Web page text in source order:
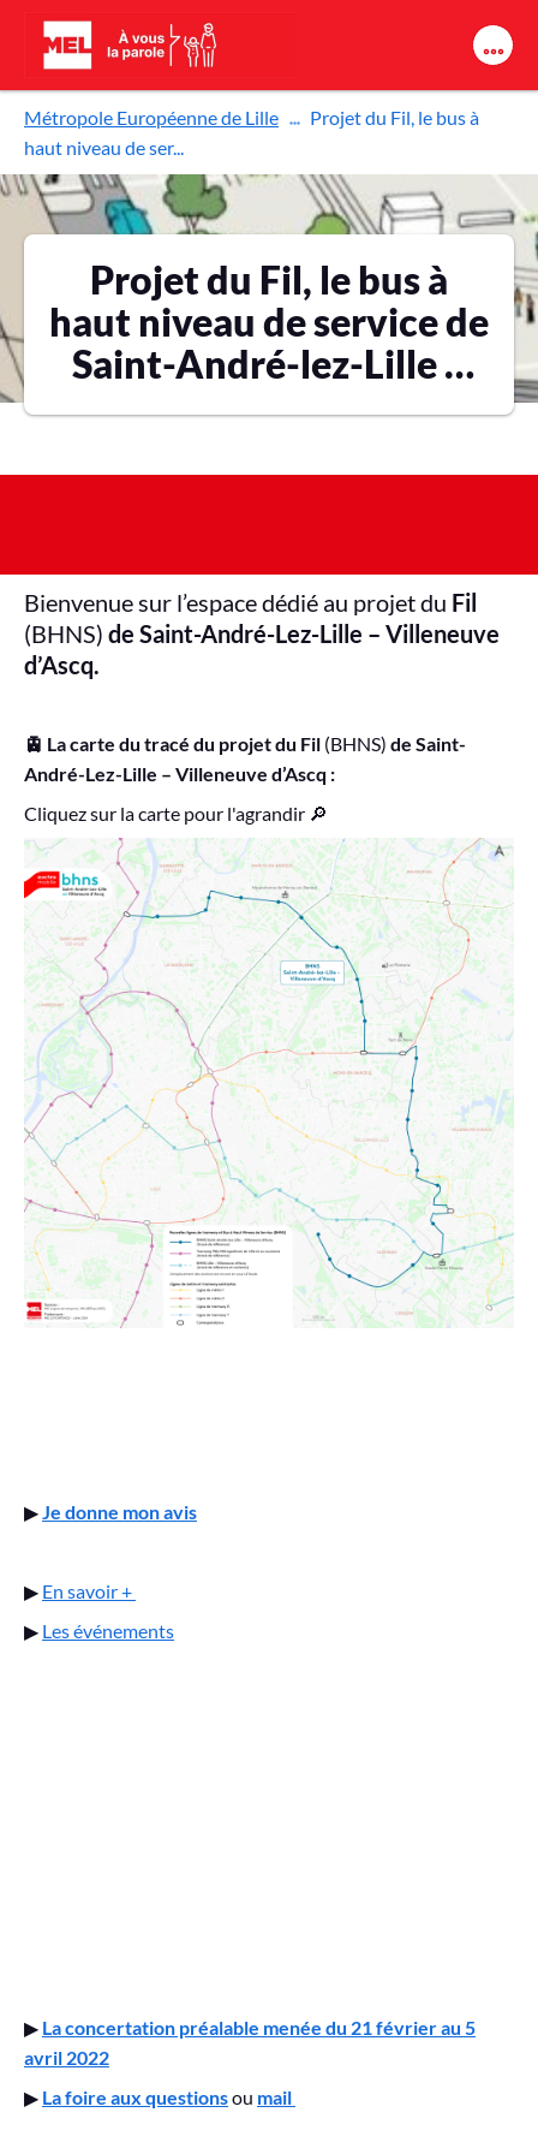
Aller au contenu principal
Métropole Européenne de Lille
Projet du Fil, le bus à
haut niveau de ser...
Projet du Fil, le bus à
haut niveau de service de
Saint-André-lez-Lille –
Villeneuve d’Ascq
Bienvenue sur l’espace dédié au projet du Fil
(BHNS) de Saint-André-Lez-Lille – Villeneuve
d’Ascq.
🚊 La carte du tracé du projet du Fil (BHNS) de Saint-
André-Lez-Lille – Villeneuve d’Ascq :
Cliquez sur la carte pour l'agrandir 🔎
▶Je donne mon avis
▶ En savoir +
▶ Les événements
▶ La concertation préalable menée du 21 février au 5
avril 2022
▶ La foire aux questionsou mail